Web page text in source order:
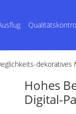
Hohes
Digital-